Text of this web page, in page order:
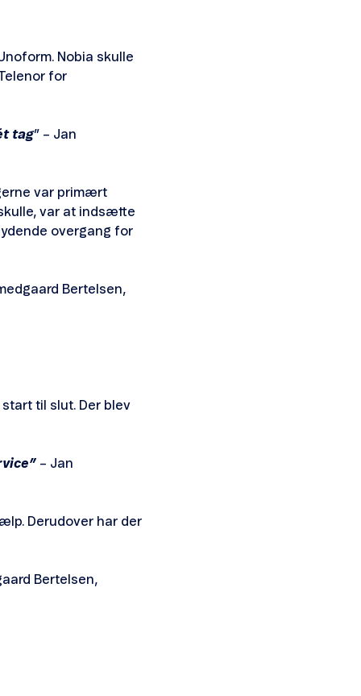
Nobia skulle
for
tag” – Jan
var primært
var at indsætte
overgang for
Bertelsen,
til slut. Der blev
– Jan
Derudover har der
Bertelsen,